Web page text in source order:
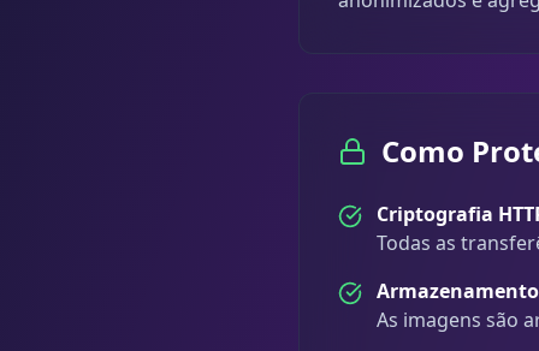
Como
Criptografia
Todas as
As imagens são